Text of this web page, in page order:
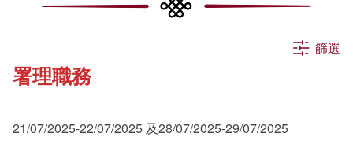
所有消息
活動
申請
篩選
署理職務
21/07/2025-22/07/2025 及28/07/2025-29/07/2025